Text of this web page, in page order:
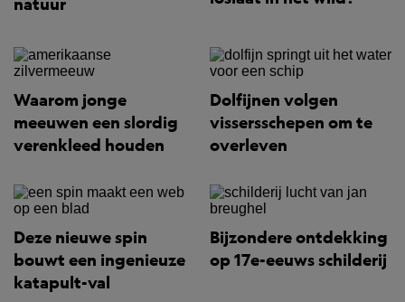
natuur
Waarom jonge
meeuwen een slordig
verenkleed houden
Dolfijnen volgen
vissersschepen om te
overleven
Deze nieuwe spin
bouwt een ingenieuze
katapult-val
Bijzondere ontdekking
op 17e-eeuws schilderij